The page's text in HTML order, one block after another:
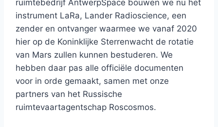
ruimtebedrijf AntwerpSpace bouwen we nu het
instrument LaRa, Lander Radioscience, een
zender en ontvanger waarmee we vanaf 2020
hier op de Koninklijke Sterrenwacht de rotatie
van Mars zullen kunnen bestuderen. We
hebben daar pas alle officiële documenten
voor in orde gemaakt, samen met onze
partners van het Russische
ruimtevaartagentschap Roscosmos.